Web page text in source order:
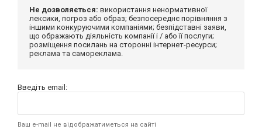
Не дозволяється: використання ненормативної
лексики, погроз або образ; безпосереднє порівняння з
іншими конкуруючими компаніями; безпідставні заяви,
що ображають діяльність компанії і / або її послуги;
розміщення посилань на сторонні інтернет-ресурси;
реклама та самореклама.
Введіть email:
Ваш e-mail не відображатиметься на сайті